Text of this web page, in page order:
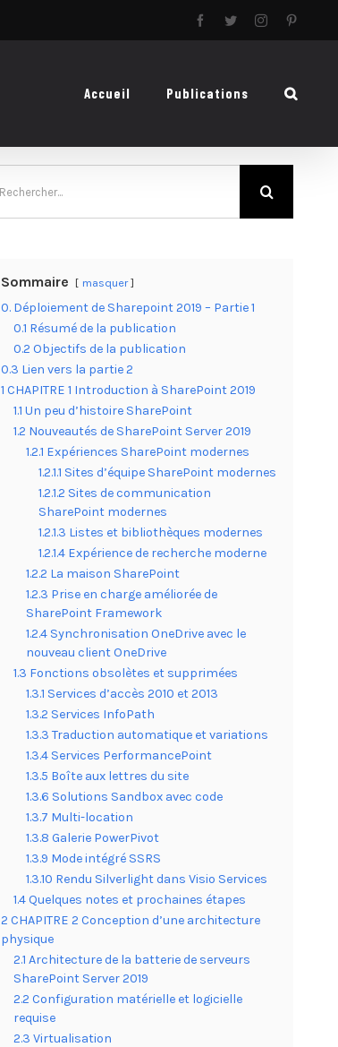
FacebookTwitterInstagram
Accueil Publications
Sommaire masquer
0. Déploiement de Sharepoint 2019 – Partie 1
0.1 Résumé de la publication
0.2 Objectifs de la publication
0.3 Lien vers la partie 2
1 CHAPITRE 1 Introduction à SharePoint 2019
1.1 Un peu d’histoire SharePoint
1.2 Nouveautés de SharePoint Server 2019
1.2.1 Expériences SharePoint modernes
1.2.1.1 Sites d’équipe SharePoint modernes
1.2.1.2 Sites de communication
SharePoint modernes
1.2.1.3 Listes et bibliothèques modernes
1.2.1.4 Expérience de recherche moderne
1.2.2 La maison SharePoint
1.2.3 Prise en charge améliorée de
SharePoint Framework
1.2.4 Synchronisation OneDrive avec le
nouveau client OneDrive
1.3 Fonctions obsolètes et supprimées
1.3.1 Services d’accès 2010 et 2013
1.3.2 Services InfoPath
1.3.3 Traduction automatique et variations
1.3.4 Services PerformancePoint
1.3.5 Boîte aux lettres du site
1.3.6 Solutions Sandbox avec code
1.3.7 Multi-location
1.3.8 Galerie PowerPivot
1.3.9 Mode intégré SSRS
1.3.10 Rendu Silverlight dans Visio Services
1.4 Quelques notes et prochaines étapes
2 CHAPITRE 2 Conception d’une architecture
physique
2.1 Architecture de la batterie de serveurs
SharePoint Server 2019
2.2 Configuration matérielle et logicielle
requise
2.3 Virtualisation